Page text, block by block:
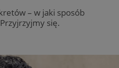
– w jaki sposób
się.